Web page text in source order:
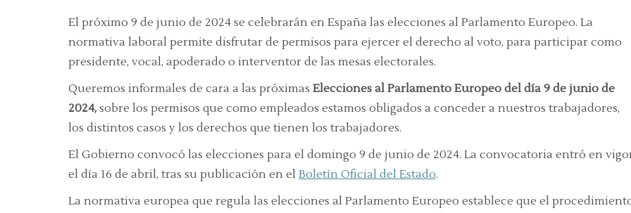
El próximo 9 de junio de 2024 se celebrarán en España las elecciones al Parlamento Europeo. La
normativa laboral permite disfrutar de permisos para ejercer el derecho al voto, para participar como
presidente, vocal, apoderado o interventor de las mesas electorales.
Queremos informales de cara a las próximas Elecciones al Parlamento Europeo del día 9 de junio de
2024, sobre los permisos que como empleados estamos obligados a conceder a nuestros trabajadores,
los distintos casos y los derechos que tienen los trabajadores.
El Gobierno convocó las elecciones para el domingo 9 de junio de 2024. La convocatoria entró en
el día 16 de abril, tras su publicación en el Boletín Oficial del Estado.
La normativa europea que regula las elecciones al Parlamento Europeo establece que el